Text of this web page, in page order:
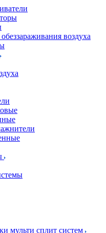
воздуха
мульти сплит систем